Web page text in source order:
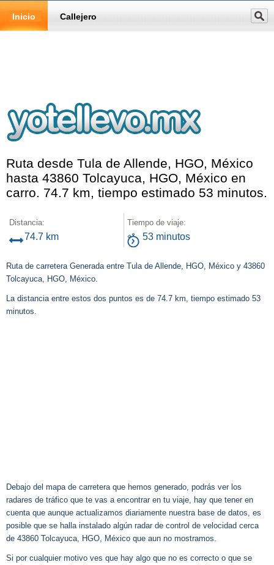
Inicio Callejero
Ruta desde Tula de Allende, HGO, México
hasta 43860 Tolcayuca, HGO, México en
carro. 74.7 km, tiempo estimado 53 minutos.
Distancia:
74.7 km
Tiempo de viaje:
53 minutos
Ruta de carretera Generada entre Tula de Allende, HGO, México y 43860
Tolcayuca, HGO, México.
La distancia entre estos dos puntos es de 74.7 km, tiempo estimado 53
minutos.
Debajo del mapa de carretera que hemos generado, podrás ver los
radares de tráfico que te vas a encontrar en tu viaje, hay que tener en
cuenta que aunque actualizamos diariamente nuestra base de datos, es
posible que se halla instalado algún radar de control de velocidad cerca
de 43860 Tolcayuca, HGO, México que aun no mostramos.
Si por cualquier motivo ves que hay algo que no es correcto o que se